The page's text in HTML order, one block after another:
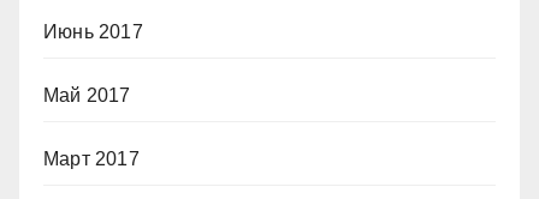
Июнь 2017
Май 2017
Март 2017